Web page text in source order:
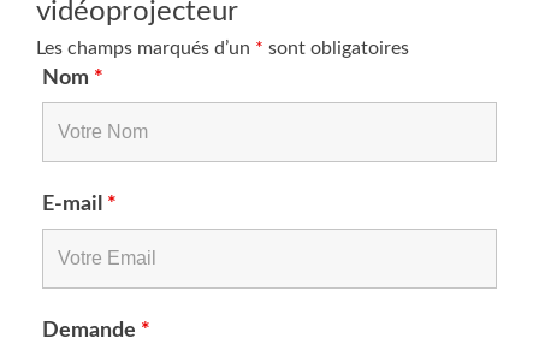
vidéoprojecteur
Les champs marqués d’un * sont obligatoires
Nom *
E-mail *
Demande *